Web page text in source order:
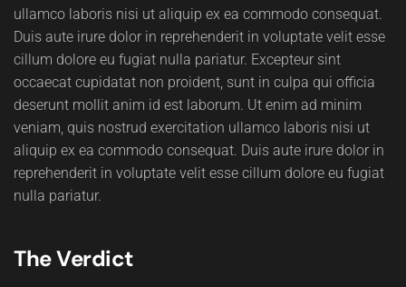
ullamco laboris nisi ut aliquip ex ea commodo consequat.
Duis aute irure dolor in reprehenderit in voluptate velit esse
cillum dolore eu fugiat nulla pariatur. Excepteur sint
occaecat cupidatat non proident, sunt in culpa qui officia
deserunt mollit anim id est laborum. Ut enim ad minim
veniam, quis nostrud exercitation ullamco laboris nisi ut
aliquip ex ea commodo consequat. Duis aute irure dolor in
reprehenderit in voluptate velit esse cillum dolore eu fugiat
nulla pariatur.
The Verdict